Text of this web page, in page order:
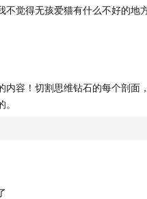
！
读原版原著、国际外刊等英
读习惯。如果你也和我一样
不觉得无孩爱猫有什么不好的地
内容！切割思维钻石的每个剖面